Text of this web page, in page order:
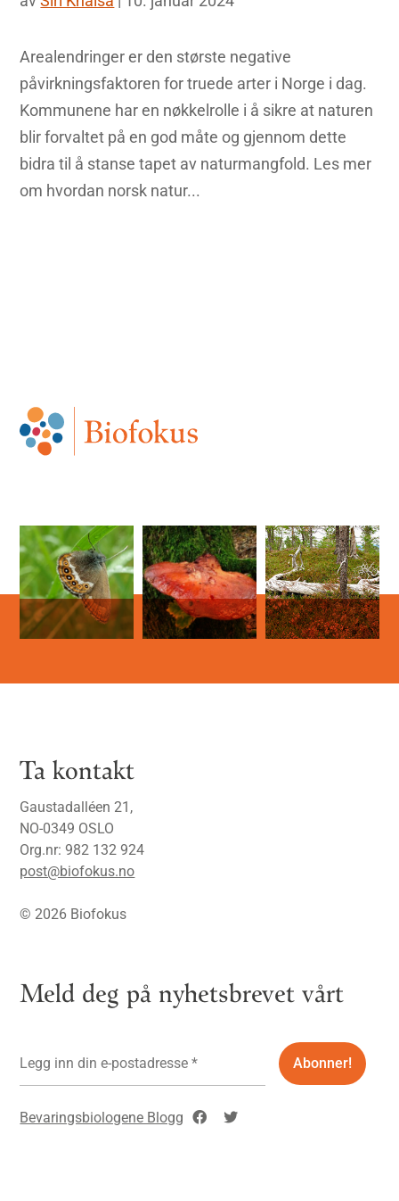
Arealendringer er den største negative
påvirkningsfaktoren for truede arter i Norge i dag.
Kommunene har en nøkkelrolle i å sikre at naturen
blir forvaltet på en god måte og gjennom dette
bidra til å stanse tapet av naturmangfold. Les mer
om hvordan norsk natur...
Ta kontakt
Gaustadalléen 21,
NO-0349 OSLO
Org.nr: 982 132 924
post@biofokus.no
© 2026 Biofokus
Meld deg på nyhetsbrevet vårt
Bevaringsbiologene Blogg